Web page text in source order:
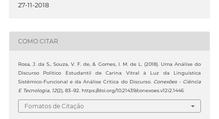
27-11-2018
COMO CITAR
Rosa, J. da S., Souza, V. F. de, & Gomes, I. M. de L. (2018). Uma Análise do
Discurso Político Estudantil de Carina Vitral à Luz da Linguística
Sistêmico-Funcional e da Análise Crítica do Discurso.
Conexões - Ciência
E Tecnologia, 12(2), 83–92. https://doi.org/10.21439/conexoes.v12i2.1446
Fomatos de Citação